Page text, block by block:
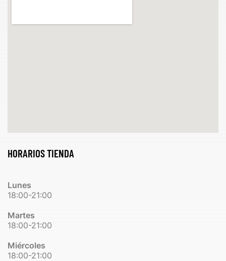
HORARIOS TIENDA
Lunes
18:00-21:00
Martes
18:00-21:00
Miércoles
18:00-21:00